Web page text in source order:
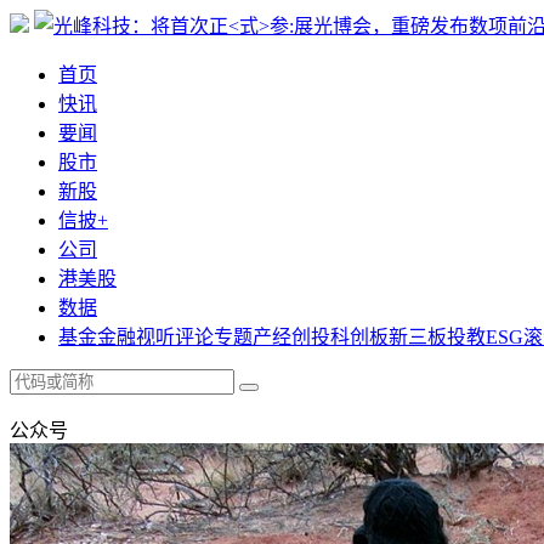
首页
快讯
要闻
股市
新股
信披+
公司
港美股
数据
基金金融视听评论专题产经创投科创板新三板投教ESG
公众号